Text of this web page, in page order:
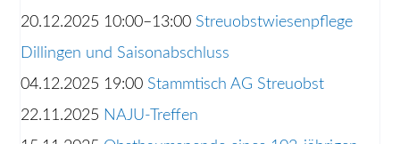
20.12.2025 10:00–13:00 Streuobstwiesenpflege
Dillingen und Saisonabschluss
04.12.2025 19:00 Stammtisch AG Streuobst
22.11.2025 NAJU-Treffen